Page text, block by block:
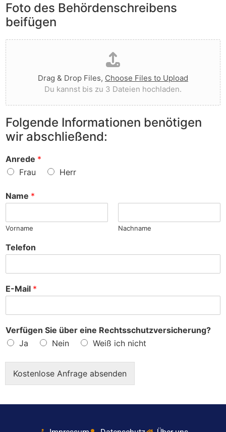
v
o
r
g
e
w
o
r
f
e
n
?
l
i
e
t
I
h
n
e
n
v
o
r
?
e
A
n
e
r
k
u
n
g
e
n
z
u
S
a
c
e
Foto des Behördenschreibens
beifügen
D
a
t
e
i
h
o
h
l
d
e
n
Drag & Drop Files, Choose Files to Upload
Du kannst bis zu 3 Dateien hochladen.
Folgende Informationen benötigen
wir abschließend:
Anrede *
Frau
Herr
Name *
Vorname Nachname
Telefon
E-Mail *
Verfügen Sie über eine Rechtsschutzversicherung?
Ja
Nein Weiß ich nicht
Kostenlose Anfrage absenden